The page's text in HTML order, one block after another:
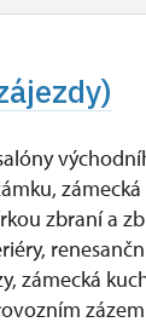
zbraní a
zámecká